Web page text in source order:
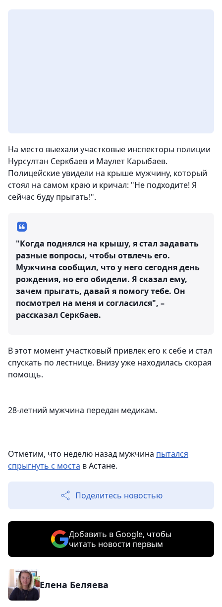
На место выехали участковые инспекторы полиции
Нурсултан Серкбаев и Маулет Карыбаев.
Полицейские увидели на крыше мужчину, который
стоял на самом краю и кричал: "Не подходите! Я
сейчас буду прыгать!".
"Когда поднялся на крышу, я стал задавать
разные вопросы, чтобы отвлечь его.
Мужчина сообщил, что у него сегодня день
рождения, но его обидели. Я сказал ему,
зачем прыгать, давай я помогу тебе. Он
посмотрел на меня и согласился", –
рассказал Серкбаев.
В этот момент участковый привлек его к себе и стал
спускать по лестнице. Внизу уже находилась скорая
помощь.
28-летний мужчина передан медикам.
Отметим, что неделю назад мужчина пытался
спрыгнуть с моста в Астане.
Поделитесь новостью
Добавить в Google, чтобы
читать новости первым
Елена Беляева